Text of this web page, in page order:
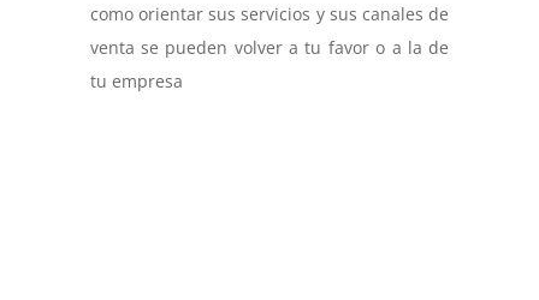
como orientar sus servicios y sus canales de
venta se pueden volver a tu favor o a la de
tu empresa